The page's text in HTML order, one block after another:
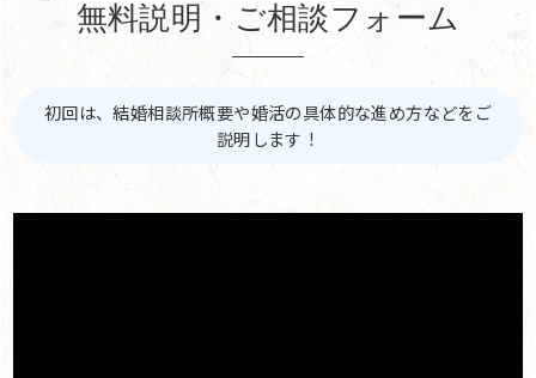
無料説明・ご相談フォーム
初回は、結婚相談所概要や婚活の具体的な進め方などをご
説明します！